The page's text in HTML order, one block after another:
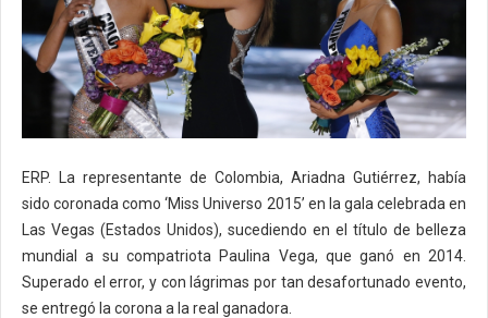
ERP. La representante de Colombia, Ariadna Gutiérrez, había
sido coronada como ‘Miss Universo 2015’ en la gala celebrada en
Las Vegas (Estados Unidos), sucediendo en el título de belleza
mundial a su compatriota Paulina Vega, que ganó en 2014.
Superado el error, y con lágrimas por tan desafortunado evento,
se entregó la corona a la real ganadora.